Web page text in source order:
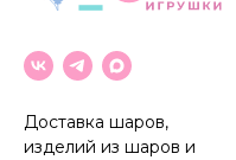
Доставка шаров,
изделий из шаров и